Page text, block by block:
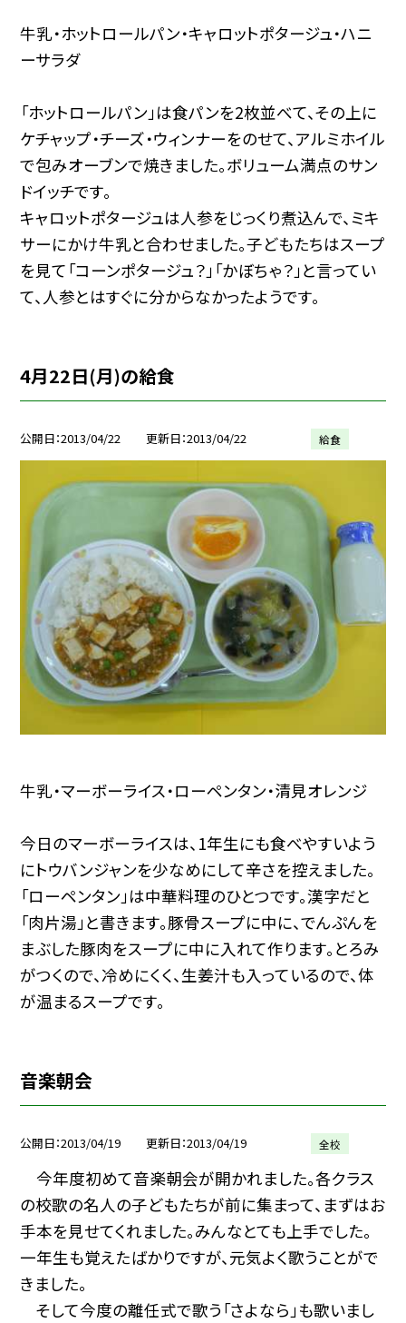
牛乳・ホットロールパン・キャロットポタージュ・ハニ
ーサラダ
「ホットロールパン」は食パンを2枚並べて、その上に
ケチャップ・チーズ・ウィンナーをのせて、アルミホイル
で包みオーブンで焼きました。ボリューム満点のサン
ドイッチです。
キャロットポタージュは人参をじっくり煮込んで、ミキ
サーにかけ牛乳と合わせました。子どもたちはスープ
を見て「コーンポタージュ？」「かぼちゃ？」と言ってい
て、人参とはすぐに分からなかったようです。
4月22日(月)の給食
公開日 2013/04/22 更新日 2013/04/22 給食
牛乳・マーボーライス・ローペンタン・清見オレンジ
今日のマーボーライスは、1年生にも食べやすいよう
にトウバンジャンを少なめにして辛さを控えました。
「ローペンタン」は中華料理のひとつです。漢字だと
「肉片湯」と書きます。豚骨スープに中に、でんぷんを
まぶした豚肉をスープに中に入れて作ります。とろみ
がつくので、冷めにくく、生姜汁も入っているので、体
が温まるスープです。
音楽朝会
公開日 2013/04/19 更新日 2013/04/19 全校
今年度初めて音楽朝会が開かれました。各クラス
の校歌の名人の子どもたちが前に集まって、まずはお
手本を見せてくれました。みんなとても上手でした。
一年生も覚えたばかりですが、元気よく歌うことがで
きました。
そして今度の離任式で歌う「さよなら」も歌いまし